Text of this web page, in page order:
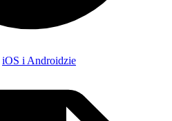
iOS i Androidzie